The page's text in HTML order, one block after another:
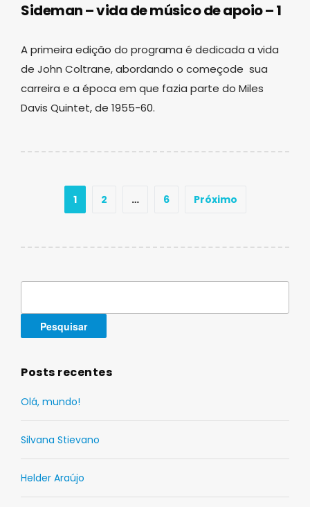
Sideman – vida de músico de apoio – 1
A primeira edição do programa é dedicada a vida
de John Coltrane, abordando o começode sua
carreira e a época em que fazia parte do Miles
Davis Quintet, de 1955-60.
Navegação
posts
1 2 … 6 Próximo
Posts recentes
Olá, mundo!
Silvana Stievano
Helder Araújo